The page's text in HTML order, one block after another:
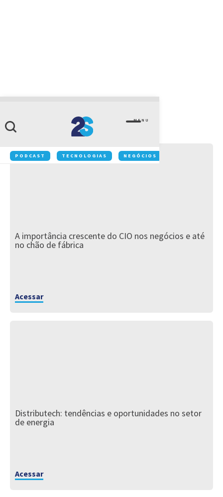
MENU
PODCAST TECNOLOGIAS NEGÓCIOS
Destaque
A importância crescente do CIO nos negócios e até
no chão de fábrica
Acessar
Distributech: tendências e oportunidades no setor
de energia
Acessar